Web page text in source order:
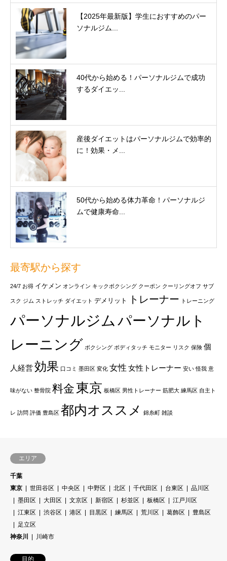
【2025年最新版】学生におすすめのパー
ソナルジム...
40代から始める！パーソナルジムで成功
するダイエッ...
産後ダイエットはパーソナルジムで効率的
に！効果・メ...
50代から始める体力革命！パーソナルジ
ムで健康寿命...
最寄駅から探す
24/7 お得 イケメン オンライン キックボクシング クーポン クーリングオフ サブ
スク ジム ストレッチ ダイエット デメリット トレーナー トレーニング
パーソナルジム パーソナルト
レーニング ボクシング ボディタッチ モニター リスク 保険 個
人経営効果 口コミ 墨田区 変化 女性 女性トレーナー 安い 怪我 意
味がない 整骨院 料金 東京 板橋区 男性トレーナー 筋肥大 練馬区 自主ト
レ 訪問 評価 豊島区 都内オススメ 錦糸町 雑談
エリア
千葉
東京
世田谷区 中央区 中野区 北区 千代田区 台東区
品川区
墨田区
大田区 文京区 新宿区 杉並区 板橋区
江戸川区
江東区
渋谷区 港区 目黒区 練馬区 荒川区 葛飾区
豊島区
足立区
神奈川
川崎市
目的